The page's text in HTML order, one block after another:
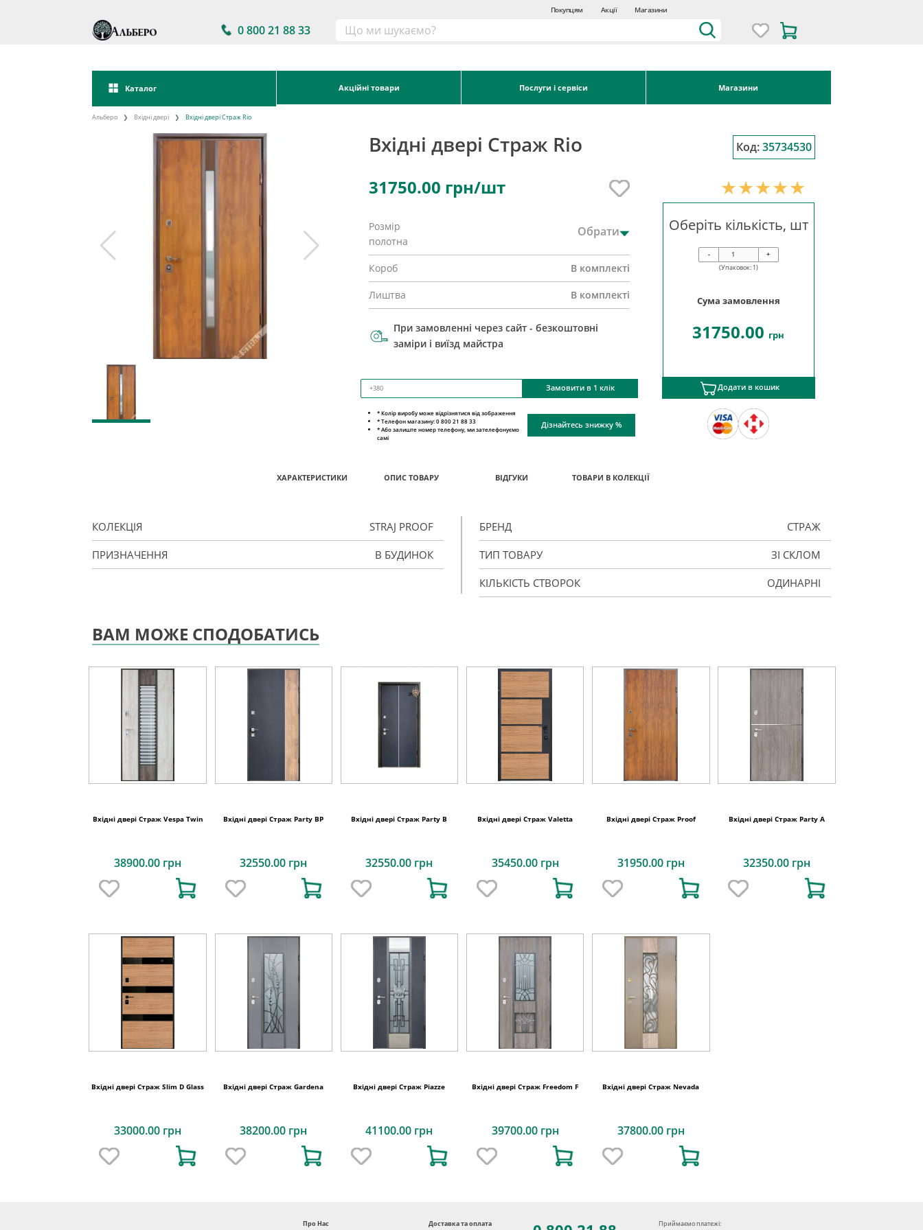
Покупцям Акції Магазини
0 800 21 88 33
Каталог Акційні товари Послуги і сервіси Магазини
Альберо Вхідні двері Вхідні двері Страж Rio
Вхідні двері Страж Rio Код: 35734530
31750.00 грн/шт
Розмір
полотна
Обрати
Короб В комплекті
Лиштва В комплекті
При замовленні через сайт - безкоштовні
заміри і виїзд майстра
Замовити в 1 клік
Оберіть кількість, шт
-
+
(Упаковок: 1)
Сума замовлення
31750.00 грн
Додати в кошик
* Колір виробу може відрізнятися від зображення
* Телефон магазину: 0 800 21 88 33
* Або залиште номер телефону, ми зателефонуємо
самі
Дізнайтесь знижку %
ХАРАКТЕРИСТИКИ ОПИС ТОВАРУ ВІДГУКИ ТОВАРИ В КОЛЕКЦІЇ
КОЛЕКЦІЯ STRAJ PROOF
ПРИЗНАЧЕННЯ В БУДИНОК
БРЕНД СТРАЖ
ТИП ТОВАРУ ЗІ СКЛОМ
КІЛЬКІСТЬ СТВОРОК ОДИНАРНІ
ВАМ МОЖЕ СПОДОБАТИСЬ
Вхідні двері Страж Vespa Twin
38900.00 грн
Вхідні двері Страж Party BP
32550.00 грн
Вхідні двері Страж Party B
32550.00 грн
Вхідні двері Страж Valetta
35450.00 грн
Вхідні двері Страж Proof
31950.00 грн
Вхідні двері Страж Party A
32350.00 грн
Вхідні двері Страж Slim D Glass
33000.00 грн
Вхідні двері Страж Gardena
38200.00 грн
Вхідні двері Страж Piazze
41100.00 грн
Вхідні двері Страж Freedom F
39700.00 грн
Вхідні двері Страж Nevada
37800.00 грн
Про Нас
Доставка та оплата
Приймаємо платежі: